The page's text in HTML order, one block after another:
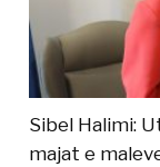
Sibel Halimi:
majat e